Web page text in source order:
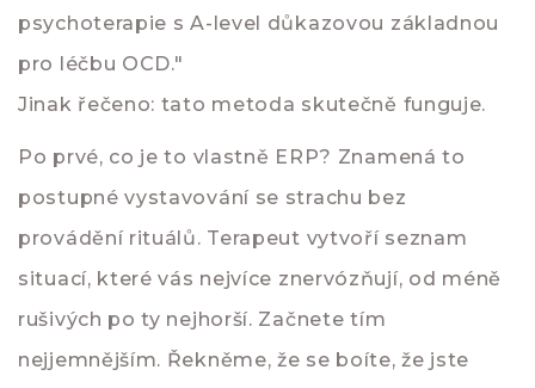
psychoterapie s A-level důkazovou základnou
pro léčbu OCD."
Jinak řečeno: tato metoda skutečně funguje.
Po prvé, co je to vlastně ERP? Znamená to
postupné vystavování se strachu bez
provádění rituálů. Terapeut vytvoří seznam
situací, které vás nejvíce znervózňují, od méně
rušivých po ty nejhorší. Začnete tím
nejjemnějším. Řekněme, že se boíte, že jste